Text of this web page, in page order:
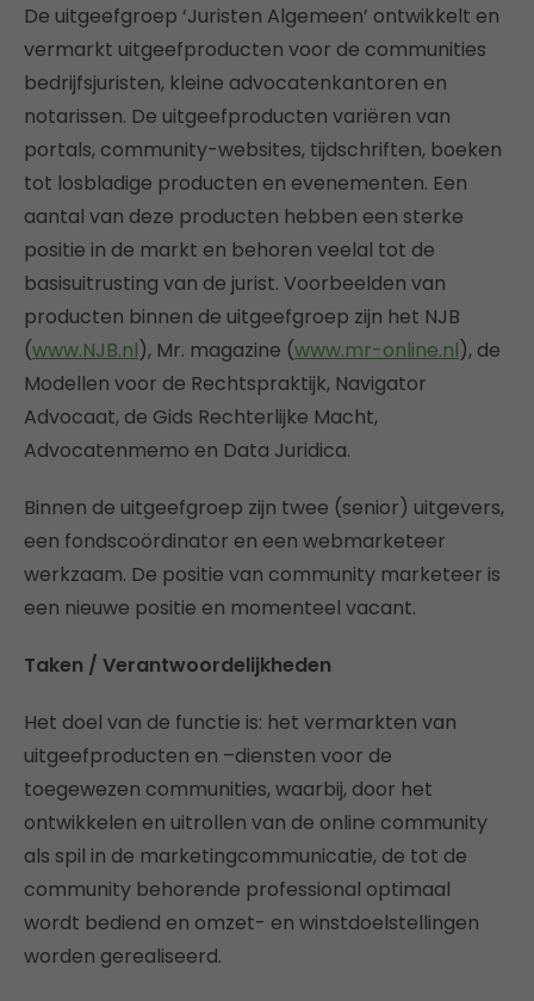
De uitgeefgroep ‘Juristen Algemeen’ ontwikkelt en
vermarkt uitgeefproducten voor de communities
bedrijfsjuristen, kleine advocatenkantoren en
notarissen. De uitgeefproducten variëren van
portals, community-websites, tijdschriften, boeken
tot losbladige producten en evenementen. Een
aantal van deze producten hebben een sterke
positie in de markt en behoren veelal tot de
basisuitrusting van de jurist. Voorbeelden van
producten binnen de uitgeefgroep zijn het NJB
(www.NJB.nl), Mr. magazine (www.mr-online.nl), de
Modellen voor de Rechtspraktijk, Navigator
Advocaat, de Gids Rechterlijke Macht,
Advocatenmemo en Data Juridica.
Binnen de uitgeefgroep zijn twee (senior) uitgevers,
een fondscoördinator en een webmarketeer
werkzaam. De positie van community marketeer is
een nieuwe positie en momenteel vacant.
Taken / Verantwoordelijkheden
Het doel van de functie is: het vermarkten van
uitgeefproducten en –diensten voor de
toegewezen communities, waarbij, door het
ontwikkelen en uitrollen van de online community
als spil in de marketingcommunicatie, de tot de
community behorende professional optimaal
wordt bediend en omzet- en winstdoelstellingen
worden gerealiseerd.